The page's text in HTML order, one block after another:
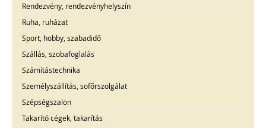
Rendezvény, rendezvényhelyszín
Ruha, ruházat
Sport, hobby, szabadidő
Szállás, szobafoglalás
Számítástechnika
Személyszállítás, sofőrszolgálat
Szépségszalon
Takarító cégek, takarítás